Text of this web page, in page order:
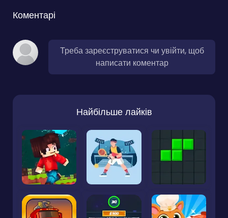
Коментарі
Треба зареєструватися чи увійти, щоб
написати коментар
Найбільше лайків